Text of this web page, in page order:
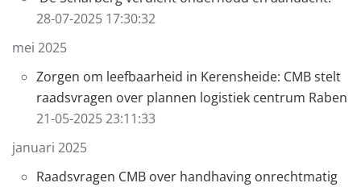
28-07-2025 17:30:32
mei 2025
Zorgen om leefbaarheid in Kerensheide: CMB stelt
raadsvragen over plannen logistiek centrum Raben
21-05-2025 23:11:33
januari 2025
Raadsvragen CMB over handhaving onrechtmatig